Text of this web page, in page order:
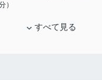
）
すべて見る